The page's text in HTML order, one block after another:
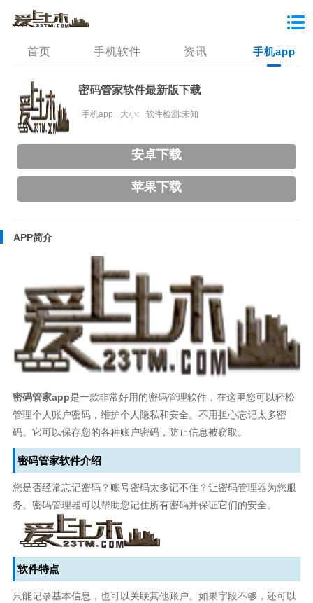
首页 手机软件 资讯 手机app
密码管家软件最新版下载
手机app 大小: 软件检测:未知
安卓下载
苹果下载
APP简介
密码管家app是一款非常好用的密码管理软件，在这里您可以轻松
管理个人账户密码，维护个人隐私和安全。不用担心忘记太多密
码。它可以保存您的各种账户密码，防止信息被窃取。
密码管家软件介绍
您是否经常忘记密码？账号密码太多记不住？让密码管理器为您服
务。密码管理器可以帮助您记住所有密码并保证它们的安全。
软件特点
只能记录基本信息，也可以关联其他账户。如果字段不够，还可以